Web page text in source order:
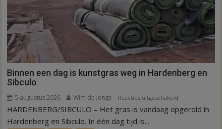
Binnen een dag is kunstgras weg in Hardenberg en
Sibculo
5 augustus 2026 Wim de Jonge Reacties uitgeschakeld
Binnen
HARDENBERG/SIBCULO – Het gras is vandaag opgerold in
Hardenberg en Sibculo. In één dag tijd is...